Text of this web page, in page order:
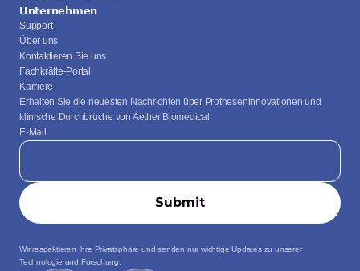
Unternehmen
Support
Über uns
Kontaktieren Sie uns
Fachkräfte-Portal
Karriere
Erhalten Sie die neuesten Nachrichten über Protheseninnovationen und
klinische Durchbrüche von Aether Biomedical.
E-Mail
Wir respektieren Ihre Privatsphäre und senden nur wichtige Updates zu unserer
Technologie und Forschung.